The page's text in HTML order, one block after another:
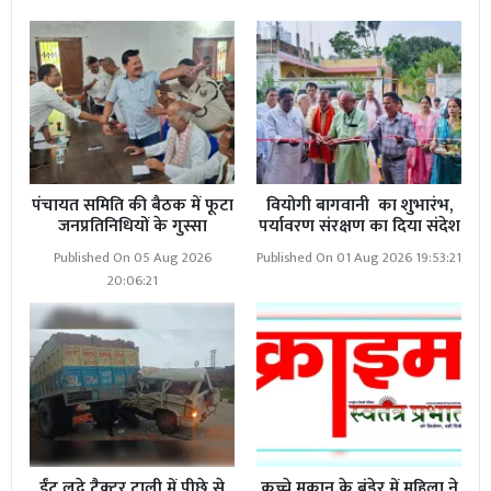
पंचायत समिति की बैठक में फूटा
जनप्रतिनिधियों के गुस्सा
Published On 05 Aug 2026
20:06:21
वियोगी बागवानी का शुभारंभ,
पर्यावरण संरक्षण का दिया संदेश
Published On 01 Aug 2026 19:53:21